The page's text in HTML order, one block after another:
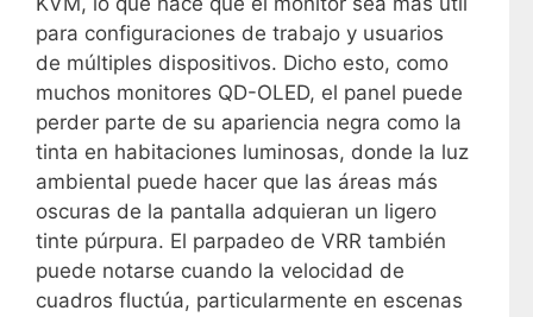
para configuraciones de trabajo y usuarios
de múltiples dispositivos. Dicho esto, como
muchos monitores QD-OLED, el panel puede
perder parte de su apariencia negra como la
tinta en habitaciones luminosas, donde la luz
ambiental puede hacer que las áreas más
oscuras de la pantalla adquieran un ligero
tinte púrpura. El parpadeo de VRR también
puede notarse cuando la velocidad de
cuadros fluctúa, particularmente en escenas